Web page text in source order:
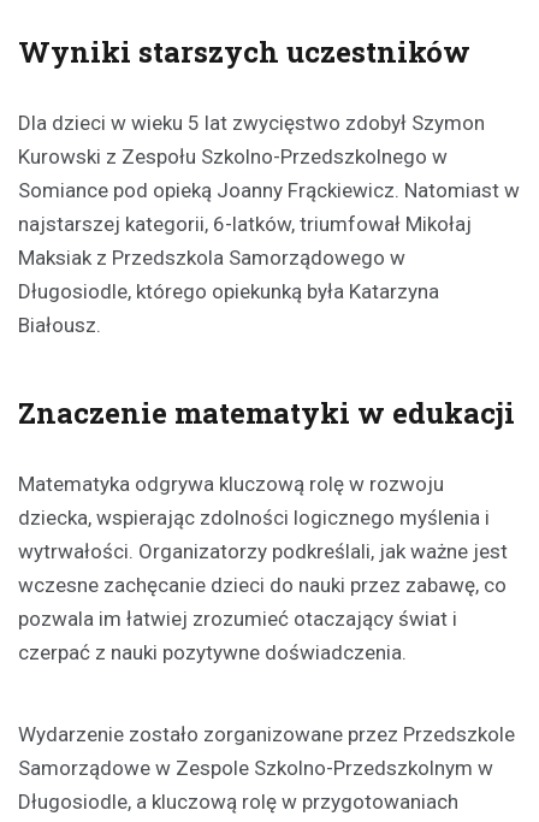
Wyniki starszych uczestników
Dla dzieci w wieku 5 lat zwycięstwo zdobył Szymon
Kurowski z Zespołu Szkolno-Przedszkolnego w
Somiance pod opieką Joanny Frąckiewicz. Natomiast w
najstarszej kategorii, 6-latków, triumfował Mikołaj
Maksiak z Przedszkola Samorządowego w
Długosiodle, którego opiekunką była Katarzyna
Białousz.
Znaczenie matematyki w edukacji
Matematyka odgrywa kluczową rolę w rozwoju
dziecka, wspierając zdolności logicznego myślenia i
wytrwałości. Organizatorzy podkreślali, jak ważne jest
wczesne zachęcanie dzieci do nauki przez zabawę, co
pozwala im łatwiej zrozumieć otaczający świat i
czerpać z nauki pozytywne doświadczenia.
Wydarzenie zostało zorganizowane przez Przedszkole
Samorządowe w Zespole Szkolno-Przedszkolnym w
Długosiodle, a kluczową rolę w przygotowaniach